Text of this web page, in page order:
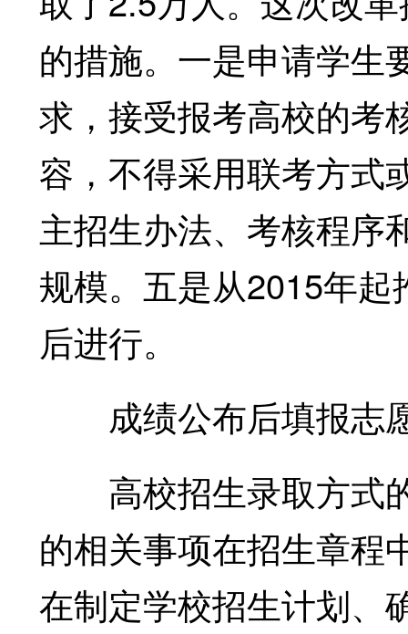
的措施。一是申请学生
求，接受报考高校的考
容，不得采用联考方式
主招生办法、考核程序
规模。五是从2015年
后进行。
成绩公布后填报志
高校招生录取方式
的相关事项在招生章程
在制定学校招生计划、